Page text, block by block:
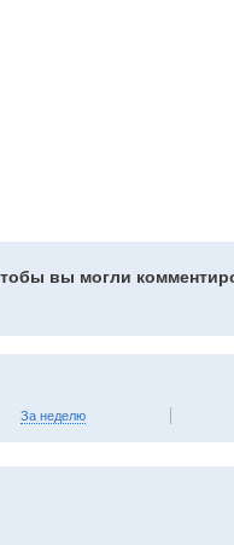
вы могли
За неделю